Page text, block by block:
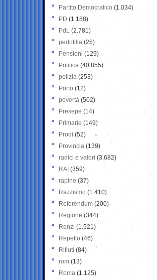
Partito Democratico (1.034)
PD (1.188)
PdL (2.781)
pedofilia (25)
Pensioni (129)
Politica (40.855)
polizia (253)
Porto (12)
povertà (502)
Presepe (14)
Primarie (149)
Prodi (52)
Provincia (139)
radici e valori (3.682)
RAI (359)
rapine (37)
Razzismo (1.410)
Referendum (200)
Regione (344)
Renzi (1.521)
Repetto (46)
Rifiuti (84)
rom (13)
Roma (1.125)